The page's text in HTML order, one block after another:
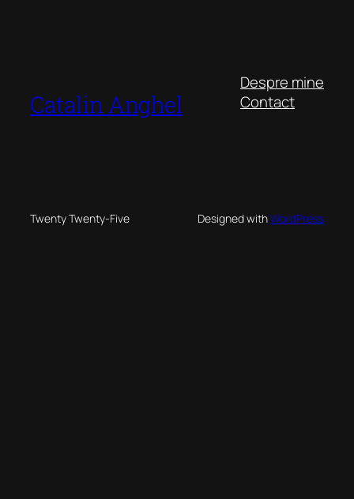
Catalin Anghel
Despre mine
Contact
Twenty Twenty-Five Designed withWordPress